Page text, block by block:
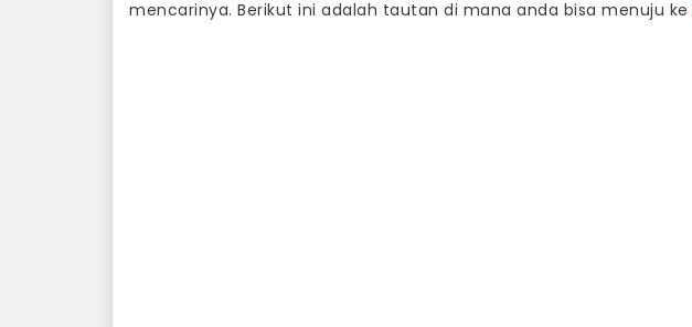
mencarinya. Berikut ini adalah tautan di mana anda bisa menuju ke